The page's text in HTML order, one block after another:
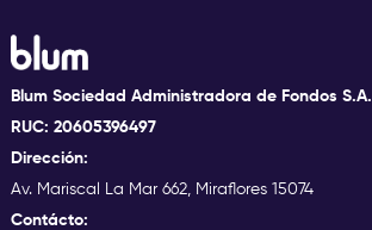
Blum Sociedad Administradora de Fondos S.A.
RUC: 20605396497
Dirección:
Av. Mariscal La Mar 662, Miraflores 15074
Contácto: